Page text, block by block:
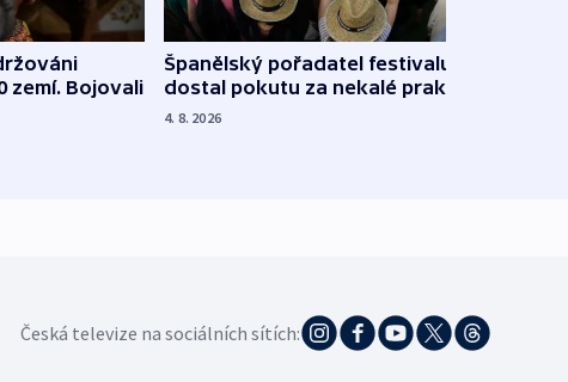
zemí. Bojovali
Španělský pořadatel festivalu
dostal pokutu za nekalé praktiky
4. 8. 2026
Česká televize na sociálních sítích: